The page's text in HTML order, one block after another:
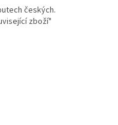
českých.
zboží"